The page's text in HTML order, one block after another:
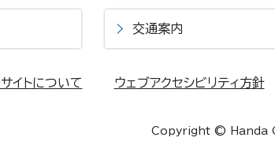
交通案内
イトについて ウェブアクセシビリティ方針
Copyright © Handa